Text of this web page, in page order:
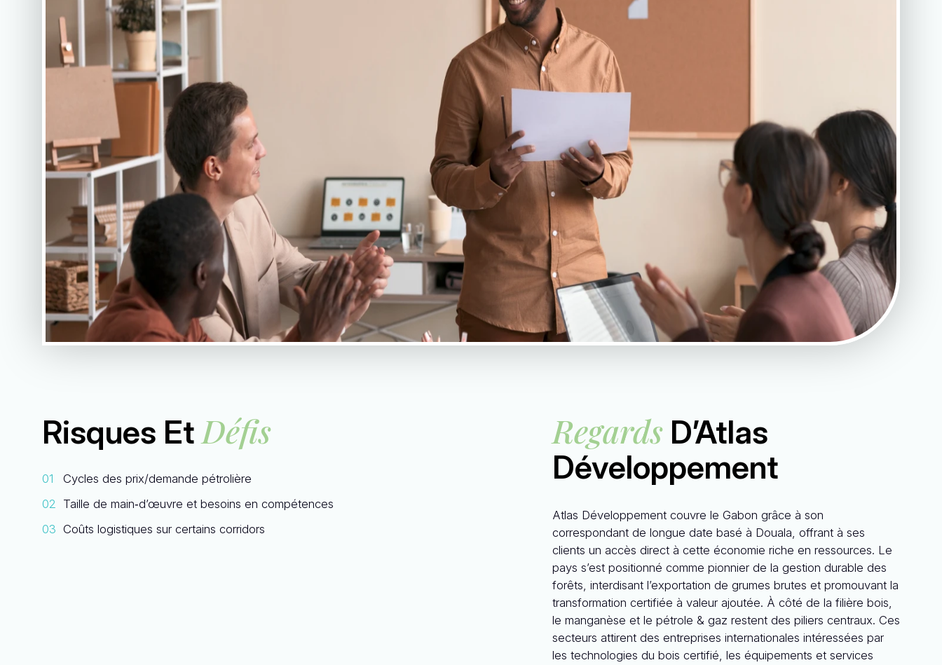
Risques EtDéfis
Cycles des prix/demande pétrolière
Taille de main‑d’œuvre et besoins en compétences
Coûts logistiques sur certains corridors
Regards D’Atlas
Développement
Atlas Développement couvre le Gabon grâce à son
correspondant de longue date basé à Douala, offrant à ses
clients un accès direct à cette économie riche en ressources. Le
pays s’est positionné comme pionnier de la gestion durable des
forêts, interdisant l’exportation de grumes brutes et promouvant la
transformation certifiée à valeur ajoutée. À côté de la filière bois,
le manganèse et le pétrole & gaz restent des piliers centraux. Ces
secteurs attirent des entreprises internationales intéressées par
les technologies du bois certifié, les équipements et services